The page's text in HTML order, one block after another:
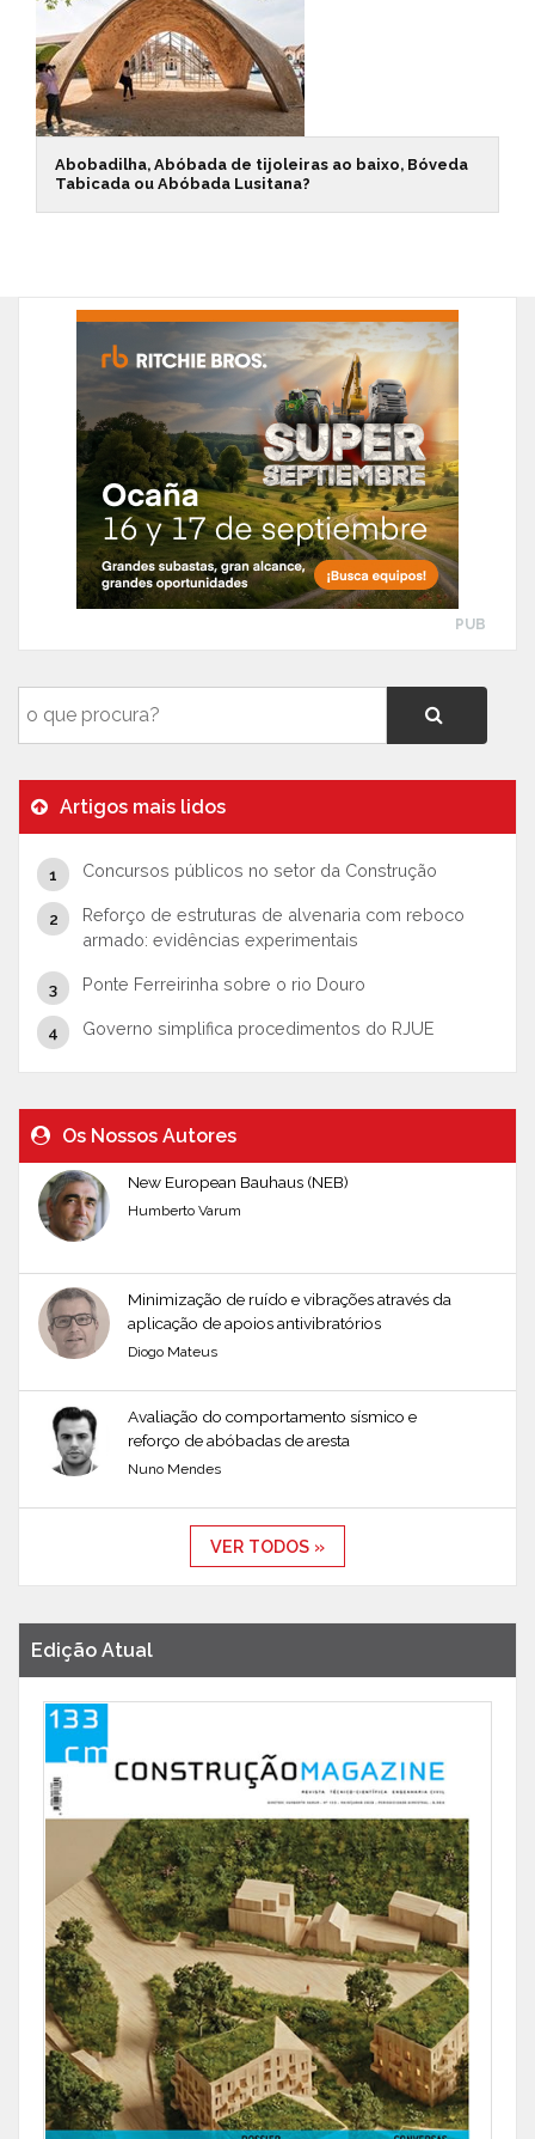
Abobadilha, Abóbada de tijoleiras ao baixo, Bóveda
Tabicada ou Abóbada Lusitana?
PUB
Artigos mais lidos
Concursos públicos no setor da Construção
Reforço de estruturas de alvenaria com reboco
armado: evidências experimentais
Ponte Ferreirinha sobre o rio Douro
Governo simplifica procedimentos do RJUE
Os Nossos Autores
New European Bauhaus (NEB)
Humberto Varum
Minimização de ruído e vibrações através da
aplicação de apoios antivibratórios
Diogo Mateus
Avaliação do comportamento sísmico e
reforço de abóbadas de aresta
Nuno Mendes
VER TODOS »
Edição Atual